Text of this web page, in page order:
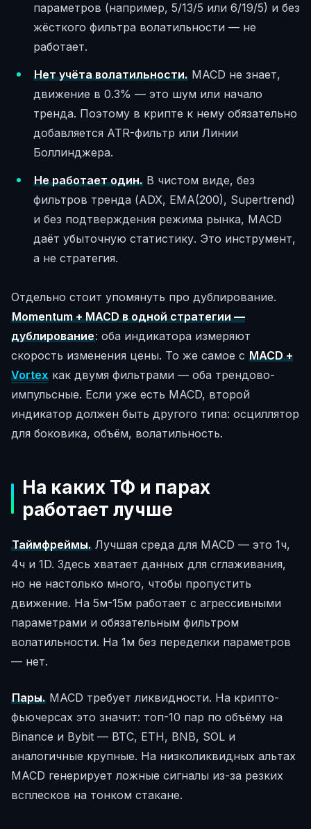
параметров (например, 5/13/5 или 6/19/5) и без
жёсткого фильтра волатильности — не
работает.
Нет учёта волатильности.MACD не знает,
движение в 0.3% — это шум или начало
тренда. Поэтому в крипте к нему обязательно
добавляется ATR-фильтр или Линии
Боллинджера.
Не работает один.В чистом виде, без
фильтров тренда (ADX, EMA(200), Supertrend)
и без подтверждения режима рынка, MACD
даёт убыточную статистику. Это инструмент,
а не стратегия.
Отдельно стоит упомянуть про дублирование.
Momentum + MACD в одной стратегии —
дублирование: оба индикатора измеряют
скорость изменения цены. То же самое с MACD +
Vortexкак двумя фильтрами — оба трендово-
импульсные. Если уже есть MACD, второй
индикатор должен быть другого типа: осциллятор
для боковика, объём, волатильность.
На каких ТФ и парах
работает лучше
Таймфреймы.Лучшая среда для MACD — это 1ч,
4ч и 1D. Здесь хватает данных для сглаживания,
но не настолько много, чтобы пропустить
движение. На 5м-15м работает с агрессивными
параметрами и обязательным фильтром
волатильности. На 1м без переделки параметров
— нет.
Пары.MACD требует ликвидности. На крипто-
фьючерсах это значит: топ-10 пар по объёму на
Binance и Bybit — BTC, ETH, BNB, SOL и
аналогичные крупные. На низколиквидных альтах
MACD генерирует ложные сигналы из-за резких
всплесков на тонком стакане.